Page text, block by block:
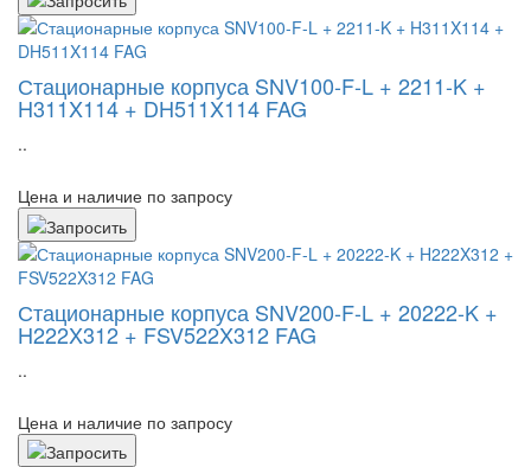
Стационарные корпуса SNV100-F-L + 2211-K +
H311X114 + DH511X114 FAG
..
Цена и наличие по запросу
Стационарные корпуса SNV200-F-L + 20222-K +
H222X312 + FSV522X312 FAG
..
Цена и наличие по запросу